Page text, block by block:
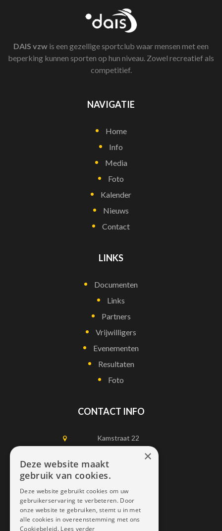
DAIS vzw is een gezellige sportclub waar mensen met een
beperking kunnen sporten op hun niveau. Zowel recreatief als
competitief.
NAVIGATIE
Home
Info
Media
Foto
Kalender
Nieuws
Contact
LINKS
Documenten
Links
Partners
Vrijwilligers
Evenementen
Resultaten
Foto
CONTACT INFO
Kamstraat 22
1750 Lennik
0497452898
info@dais.be
×
Deze website maakt
gebruik van cookies.
Deze website gebruikt cookies om uw
gebruikerservaring te verbeteren. Door
onze website te gebruiken, stemt u in met
alle cookies in overeenstemming met ons
Cookiebeleid. Lees verder